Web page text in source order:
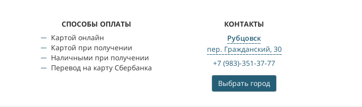
CПОСОБЫ ОПЛАТЫ
Картой онлайн
Картой при получении
Наличными при получении
Перевод на карту Сбербанка
КОНТАКТЫ
Рубцовск
пер. Гражданский, 30
+7 (983)-351-37-77
Выбрать город